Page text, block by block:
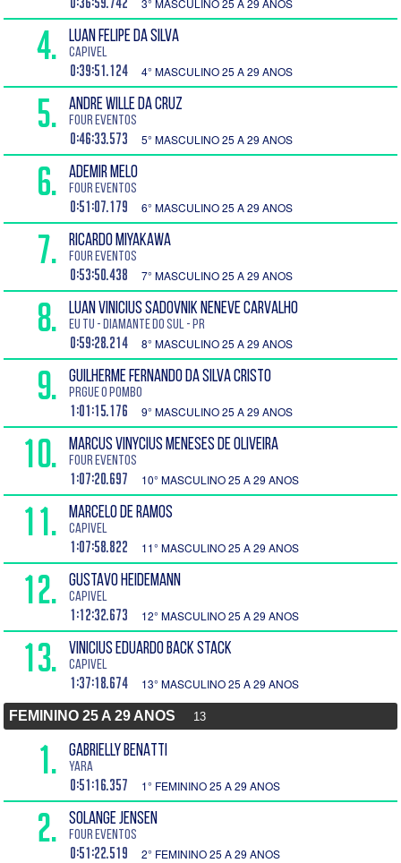
3° MASCULINO 25 A 29 ANOS
4. LUAN FELIPE DA SILVA
Capivel
0:39:51.124 4° MASCULINO 25 A 29 ANOS
5. ANDRE WILLE DA CRUZ
Four Eventos
0:46:33.573 5° MASCULINO 25 A 29 ANOS
6. ADEMIR MELO
Four Eventos
0:51:07.179 6° MASCULINO 25 A 29 ANOS
7. RICARDO MIYAKAWA
Four Eventos
0:53:50.438 7° MASCULINO 25 A 29 ANOS
8. LUAN VINICIUS SADOVNIK NENEVE CARVALHO
EU TU - Diamante do Sul - PR
0:59:28.214 8° MASCULINO 25 A 29 ANOS
9. GUILHERME FERNANDO DA SILVA CRISTO
Prgue o Pombo
1:01:15.176 9° MASCULINO 25 A 29 ANOS
10. MARCUS VINYCIUS MENESES DE OLIVEIRA
Four Eventos
1:07:20.697 10° MASCULINO 25 A 29 ANOS
11. MARCELO DE RAMOS
Capivel
1:07:58.822 11° MASCULINO 25 A 29 ANOS
12. GUSTAVO HEIDEMANN
Capivel
1:12:32.673 12° MASCULINO 25 A 29 ANOS
13. VINICIUS EDUARDO BACK STACK
Capivel
1:37:18.674 13° MASCULINO 25 A 29 ANOS
FEMININO 25 A 29 ANOS 13
1. GABRIELLY BENATTI
YARA
0:51:16.357 1° FEMININO 25 A 29 ANOS
2. SOLANGE JENSEN
Four Eventos
0:51:22.519 2° FEMININO 25 A 29 ANOS